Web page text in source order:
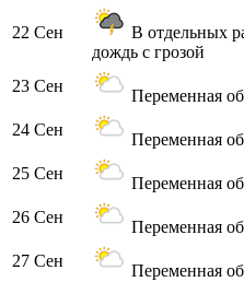
22 Сен
В отдельных
дождь с грозой
23 Сен
Переменная
24 Сен
Переменная
25 Сен
Переменная
26 Сен
Переменная
27 Сен
Переменная